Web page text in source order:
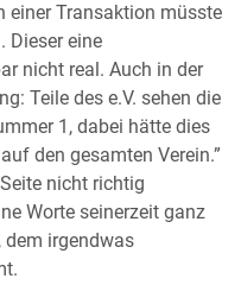
einer Transaktion müsste
Dieser eine
nicht real. Auch in der
Teile des e.V. sehen die
1, dabei hätte dies
den gesamten Verein.”
nicht richtig
Worte seinerzeit ganz
dem irgendwas